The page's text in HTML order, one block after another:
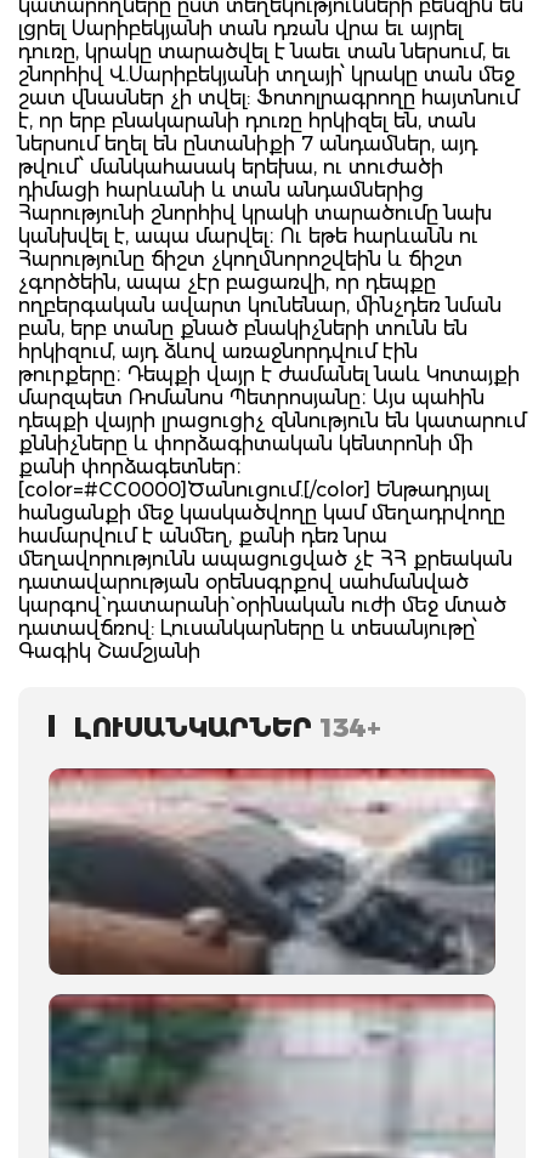
կատարողները ըստ տեղեկությունների բենզին են
լցրել Սարիբեկյանի տան դռան վրա եւ այրել
դուռը, կրակը տարածվել է նաեւ տան ներսում, եւ
շնորհիվ Վ.Սարիբեկյանի տղայի՝ կրակը տան մեջ
շատ վնասներ չի տվել: Ֆոտոլրագրողը հայտնում
է, որ երբ բնակարանի դուռը հրկիզել են, տան
ներսում եղել են ընտանիքի 7 անդամներ, այդ
թվում՝ մանկահասակ երեխա, ու տուժածի
դիմացի հարևանի և տան անդամներից
Հարությունի շնորհիվ կրակի տարածումը նախ
կանխվել է, ապա մարվել։ Ու եթե հարևանն ու
Հարությունը ճիշտ չկողմնորոշվեին և ճիշտ
չգործեին, ապա չէր բացառվի, որ դեպքը
ողբերգական ավարտ կունենար, մինչդեռ նման
բան, երբ տանը քնած բնակիչների տունն են
հրկիզում, այդ ձևով առաջնորդվում էին
թուրքերը։ Դեպքի վայր է ժամանել նաև Կոտայքի
մարզպետ Ռոմանոս Պետրոսյանը։ Այս պահին
դեպքի վայրի լրացուցիչ զննություն են կատարում
քննիչները և փորձագիտական կենտրոնի մի
քանի փորձագետներ։
[color=#CC0000]Ծանուցում.[/color] Ենթադրյալ
հանցանքի մեջ կասկածվողը կամ մեղադրվողը
համարվում է անմեղ, քանի դեռ նրա
մեղավորությունն ապացուցված չէ ՀՀ քրեական
դատավարության օրենսգրքով սահմանված
կարգով` դատարանի` օրինական ուժի մեջ մտած
դատավճռով: Լուսանկարները և տեսանյութը՝
Գագիկ Շամշյանի
ԼՈՒՍԱՆԿԱՐՆԵՐ 134+